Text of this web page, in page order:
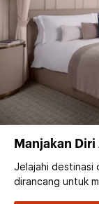
Manjakan
Jelajahi destinasi
dirancang untuk